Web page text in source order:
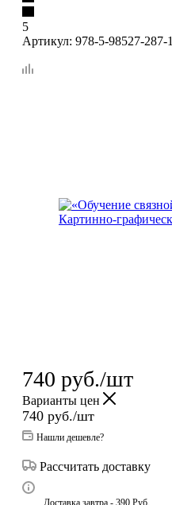
5
Артикул: 978-5-98527-287-1
740 руб./шт
Варианты цен
740 руб./шт
Нашли дешевле?
Рассчитать доставку
Доставка завтра - 390 Руб.